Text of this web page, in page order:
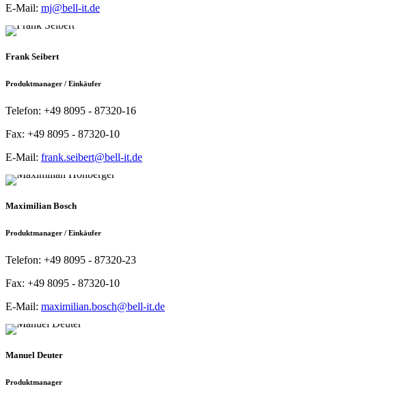
E-Mail: mj@bell-it.de
Frank Seibert
Produktmanager / Einkäufer
Telefon: +49 8095 - 87320-16
Fax: +49 8095 - 87320-10
E-Mail: frank.seibert@bell-it.de
Maximilian Bosch
Produktmanager / Einkäufer
Telefon: +49 8095 - 87320-23
Fax: +49 8095 - 87320-10
E-Mail: maximilian.bosch@bell-it.de
Manuel Deuter
Produktmanager